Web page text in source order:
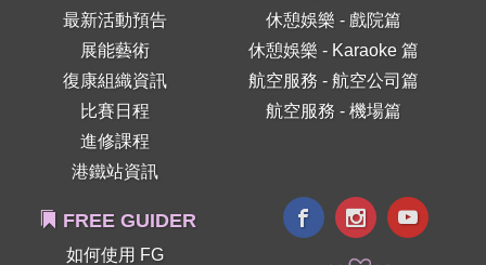
最新活動預告
展能藝術
復康組織資訊
比賽日程
進修課程
港鐵站資訊
休憩娛樂 - 戲院篇
休憩娛樂 - Karaoke 篇
航空服務 - 航空公司篇
航空服務 - 機場篇
FREE GUIDER
如何使用 FG